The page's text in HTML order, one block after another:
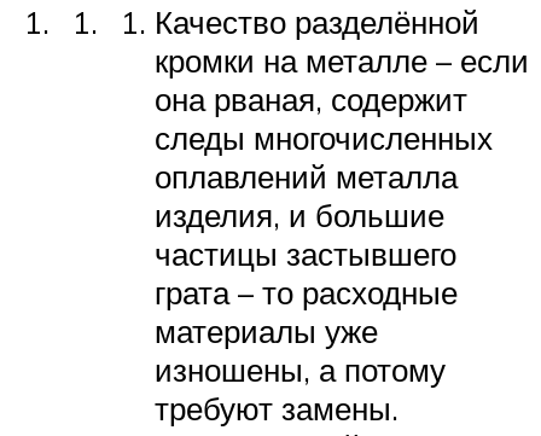
Качество разделённой
кромки на металле – если
она рваная, содержит
следы многочисленных
оплавлений металла
изделия, и большие
частицы застывшего
грата – то расходные
материалы уже
изношены, а потому
требуют замены.